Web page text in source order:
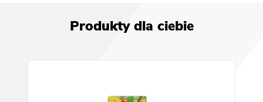
Produkty dla ciebie